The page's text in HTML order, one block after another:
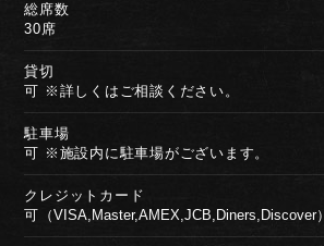
総席数
30席
貸切
可 ※詳しくはご相談ください。
駐車場
可 ※施設内に駐車場がございます。
クレジット カード
可 （VISA,Master,AMEX,JCB,Diners,Discover）